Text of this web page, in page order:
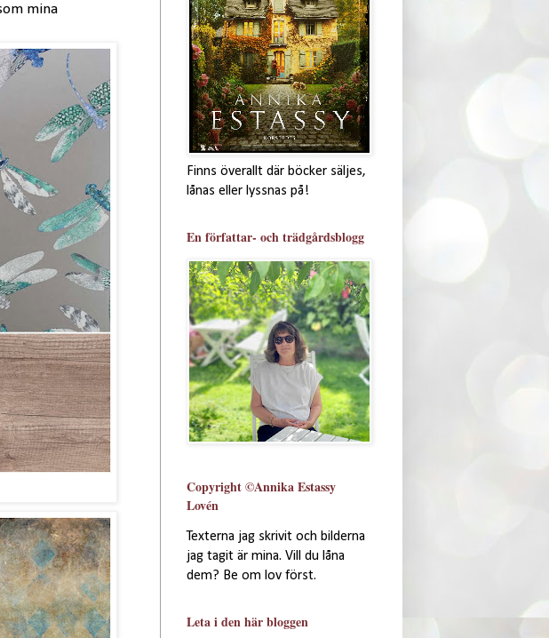
mina
Finns överallt där böcker säljes,
lånas eller lyssnas på!
En författar- och trädgårdsblogg
Copyright ©Annika Estassy
Lovén
Texterna jag skrivit och bilderna
jag tagit är mina. Vill du låna
dem? Be om lov först.
Leta i den här bloggen